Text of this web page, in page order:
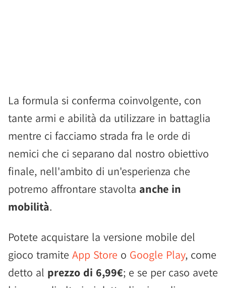
La formula si conferma coinvolgente, con
tante armi e abilità da utilizzare in battaglia
mentre ci facciamo strada fra le orde di
nemici che ci separano dal nostro obiettivo
finale, nell'ambito di un'esperienza che
potremo affrontare stavolta anche in
mobilità.
Potete acquistare la versione mobile del
gioco tramite App Store o Google Play, come
detto al prezzo di 6,99€; e se per caso avete